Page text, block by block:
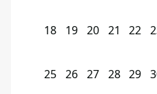
18 19 20 21 22
25 26 27 28 29